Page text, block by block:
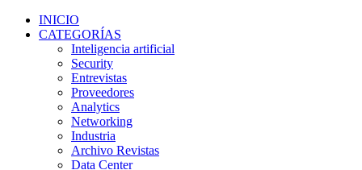
INICIO
CATEGORÍAS
Inteligencia artificial
Security
Entrevistas
Proveedores
Analytics
Networking
Industria
Archivo Revistas
Data Center